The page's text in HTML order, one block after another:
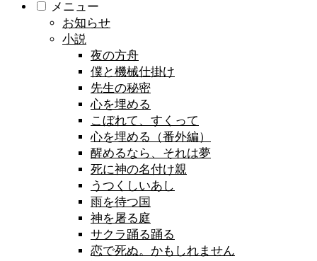
メニュー
お知らせ
小説
夜の方舟
僕と機械仕掛け
先生の秘密
心を埋める
こぼれて、すくって
心を埋める（番外編）
醒めるなら、それは夢
死に神の名付け親
うつくしいあし
雨を待つ国
神を屠る庭
サクラ踊る踊る
恋で死ぬ。かもしれません